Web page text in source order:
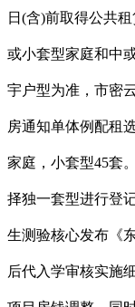
日(含)前取得公共
或小套型家庭和中
宇户型为准，市密
房通知单体例配租
家庭，小套型45套
择独一套型进行登
生测验核心发布《
后代入学审核实施